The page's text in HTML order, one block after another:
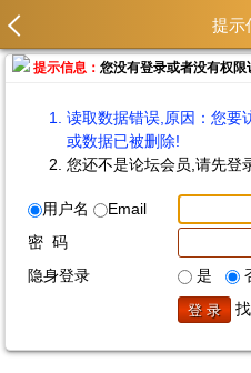
提示
提示信息：您没有登录或者没有权限
读取数据错误,原因：您要
或数据已被删除!
您还不是论坛会员,请先登
用户名
Email
密 码
隐身登录
是